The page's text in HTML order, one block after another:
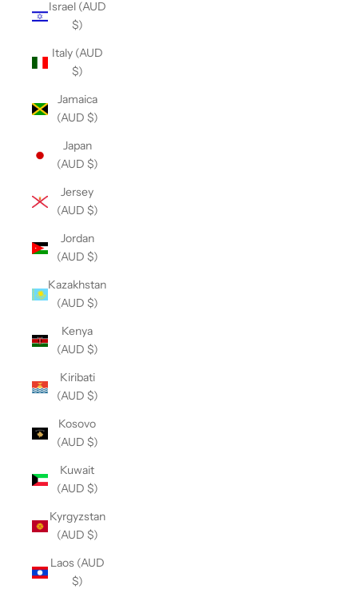
Israel (AUD
$)
Italy (AUD
$)
Jamaica
(AUD $)
Japan
(AUD $)
Jersey
(AUD $)
Jordan
(AUD $)
Kazakhstan
(AUD $)
Kenya
(AUD $)
Kiribati
(AUD $)
Kosovo
(AUD $)
Kuwait
(AUD $)
Kyrgyzstan
(AUD $)
Laos (AUD
$)